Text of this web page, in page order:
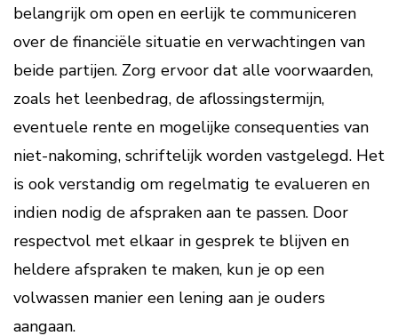
belangrijk om open en eerlijk te communiceren
over de financiële situatie en verwachtingen van
beide partijen. Zorg ervoor dat alle voorwaarden,
zoals het leenbedrag, de aflossingstermijn,
eventuele rente en mogelijke consequenties van
niet-nakoming, schriftelijk worden vastgelegd. Het
is ook verstandig om regelmatig te evalueren en
indien nodig de afspraken aan te passen. Door
respectvol met elkaar in gesprek te blijven en
heldere afspraken te maken, kun je op een
volwassen manier een lening aan je ouders
aangaan.